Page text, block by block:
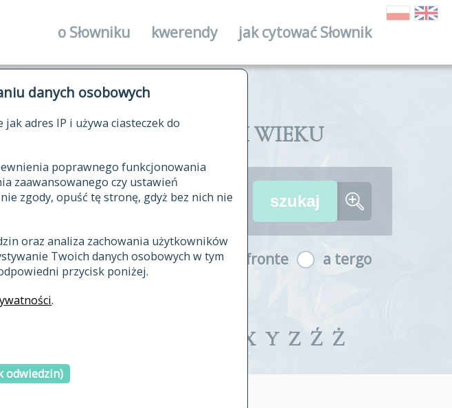
danych osobowych
adres IP i używa ciasteczek do
poprawnego funkcjonowania
zaawansowanego czy ustawień
zgody, opuść tę stronę, gdyż bez nich nie
oraz analiza zachowania użytkowników
Twoich danych osobowych w tym
przycisk poniżej.
.
odwiedzin)
o Słowniku
historia
publikacje
autorzy tekstów źródłowych
zasady opracowania
najnowsze hasła
ostatnio zmodyfikowane
kwerendy jak cytować Słownik
POLSKIEGO XVII I XVIII WIEKU
a fronte a tergo
X Y Z Ź Ż